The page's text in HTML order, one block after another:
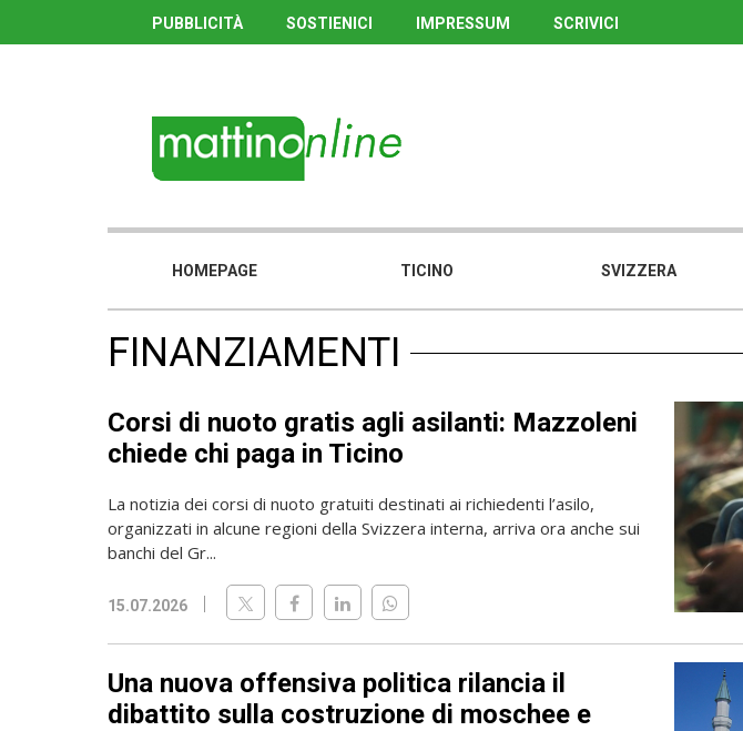
PUBBLICITÀ SOSTIENICI IMPRESSUM SCRIVICI
HOMEPAGE TICINO SVIZZERA
FINANZIAMENTI
Corsi di nuoto gratis agli asilanti: Mazzoleni
chiede chi paga in Ticino
La notizia dei corsi di nuoto gratuiti destinati ai richiedenti l’asilo,
organizzati in alcune regioni della Svizzera interna, arriva ora anche sui
banchi del Gr...
15.07.2026
Una nuova offensiva politica rilancia il
dibattito sulla costruzione di moschee e